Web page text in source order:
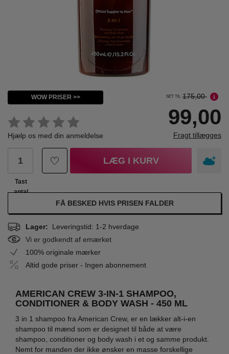
WOW PRISER >>
Hjælp os med din anmeldelse
SET TIL 175,00
99,00
Fragt tillægges
Tast
antal
LÆG I KURV
FÅ BESKED HVIS PRISEN FALDER
Lager: Leveringstid: 1-2 hverdage
Vi er godkendt af emærket
100% originale mærker
Altid gode priser - Ingen abonnement
AMERICAN CREW 3-IN-1 SHAMPOO,
CONDITIONER & BODY WASH - 450 ML
3 in 1 shampoo fra American Crew, er en lækker alt-i-en
shampoo til mænd som er designet til både at være
shampoo, conditioner og body wash i et og samme produkt.
Nemt for manden der ikke ønsker en masse forskellige